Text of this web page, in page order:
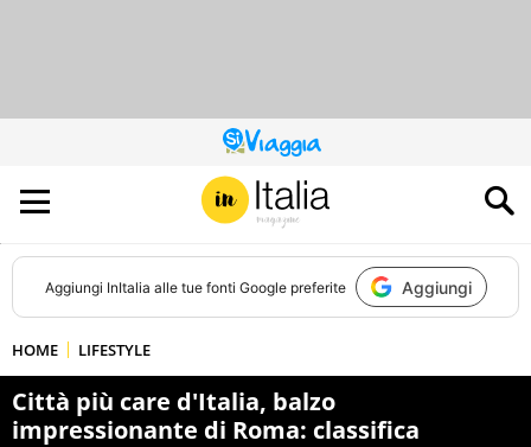
QUESTO
SITO
CONTRIBUISCE
ALL’AUDIENCE
DI
Aggiungi InItalia alle tue fonti Google preferite Aggiungi
HOME LIFESTYLE
Città più care d'Italia, balzo
impressionante di Roma: classifica